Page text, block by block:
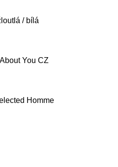
/ bílá
About You CZ
Homme